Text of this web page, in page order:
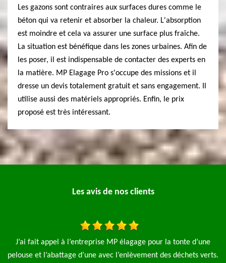
Les gazons sont contraires aux surfaces dures comme le
béton qui va retenir et absorber la chaleur. L'absorption
est moindre et cela va assurer une surface plus fraîche.
La situation est bénéfique dans les zones urbaines. Afin de
les poser, il est indispensable de contacter des experts en
la matière. MP Elagage Pro s'occupe des missions et il
dresse un devis totalement gratuit et sans engagement. Il
utilise aussi des matériels appropriés. Enfin, le prix
proposé est très intéressant.
Les avis de nos clients
Je fais appel à l'entreprise MP élagage pro pour l'abattage de
sapin et une taille de haie le travail a été fait rapidement et